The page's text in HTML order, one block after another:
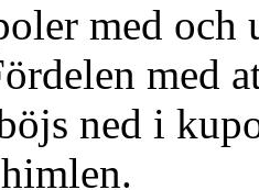
med och
med
ned i